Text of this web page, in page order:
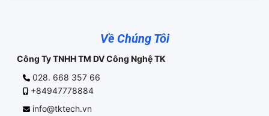
Về Chúng Tôi
Công Ty TNHH TM DV Công Nghệ TK
028. 668 357 66
+84947778884
info@tktech.vn